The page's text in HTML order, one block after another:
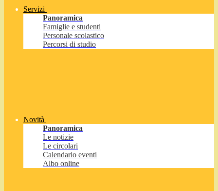
Servizi
Panoramica
Famiglie e studenti
Personale scolastico
Percorsi di studio
Novità
Panoramica
Le notizie
Le circolari
Calendario eventi
Albo online